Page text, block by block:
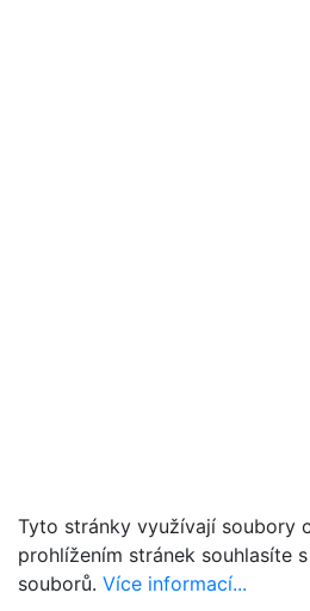
Tyto stránky využívají soubory
prohlížením stránek souhlasíte
souborů. Více informací...